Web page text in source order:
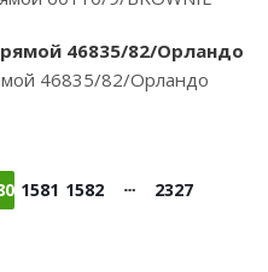
46835/82/Орландо
46835/82/Орландо
1581 1582 2327